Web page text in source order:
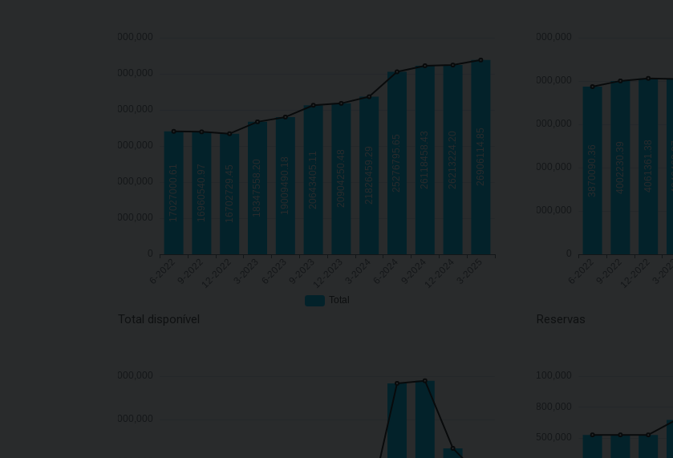
Total disponível Reservas